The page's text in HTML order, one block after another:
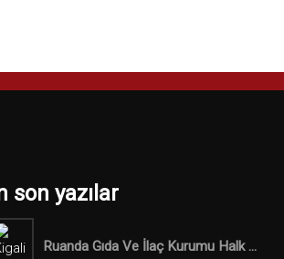
son yazılar
Ruanda Gıda Ve İlaç Kurumu Halk ...